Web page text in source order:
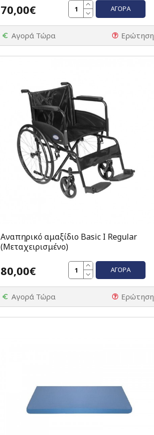
70,00€ ΑΓΟΡΆ
Αγορά Τώρα Ερώτηση
Αναπηρικό αμαξίδιο Basic I Regular
(Μεταχειρισμένο)
80,00€ ΑΓΟΡΆ
Αγορά Τώρα Ερώτηση